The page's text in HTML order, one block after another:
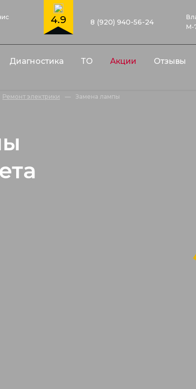
4.9 8 (920) 940-56-24
М-
Диагностика ТО Акции Отзывы
Ремонт электрики —
Замена лампы